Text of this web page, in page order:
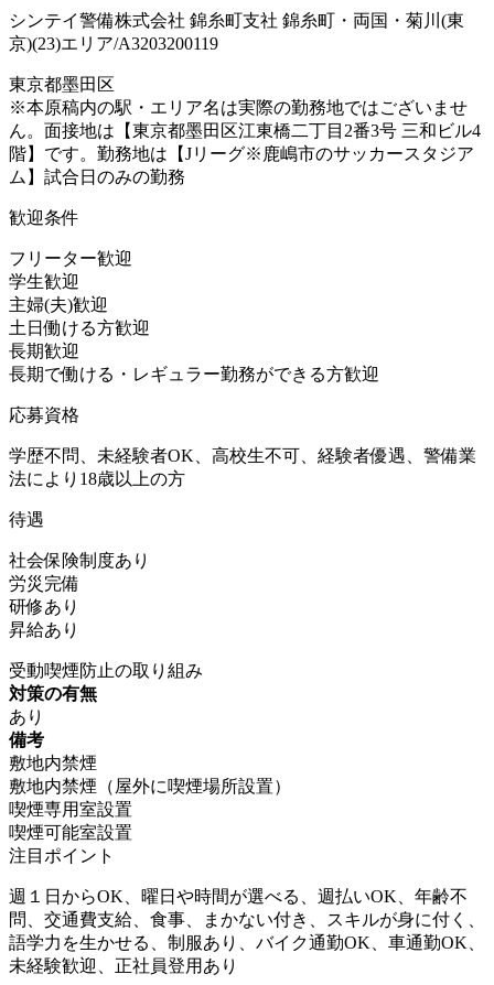
シンテイ警備株式会社 錦糸町支社 錦糸町・両国・菊川(東
京)(23)エリア/A3203200119
東京都墨田区
※本原稿内の駅・エリア名は実際の勤務地ではございませ
ん。面接地は【東京都墨田区江東橋二丁目2番3号 三和ビル4
階】です。勤務地は【Jリーグ※鹿嶋市のサッカースタジア
ム】試合日のみの勤務
歓迎条件
フリーター歓迎
学生歓迎
主婦(夫)歓迎
土日働ける方歓迎
長期歓迎
長期で働ける・レギュラー勤務ができる方歓迎
応募資格
学歴不問、未経験者OK、高校生不可、経験者優遇、警備業
法により18歳以上の方
待遇
社会保険制度あり
労災完備
研修あり
昇給あり
受動喫煙防止の取り組み
対策の有無
あり
備考
敷地内禁煙
敷地内禁煙（屋外に喫煙場所設置）
喫煙専用室設置
喫煙可能室設置
注目ポイント
週１日からOK、曜日や時間が選べる、週払いOK、年齢不
問、交通費支給、食事、まかない付き、スキルが身に付く、
語学力を生かせる、制服あり、バイク通勤OK、車通勤OK、
未経験歓迎、正社員登用あり